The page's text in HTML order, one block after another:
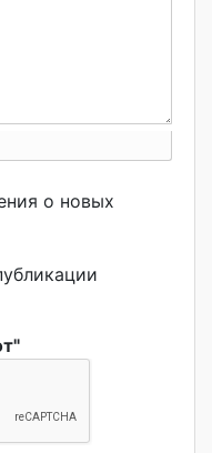
о новых